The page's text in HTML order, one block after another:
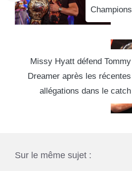
Champions
Missy Hyatt défend Tommy
Dreamer après les récentes
allégations dans le catch
Sur le même sujet :